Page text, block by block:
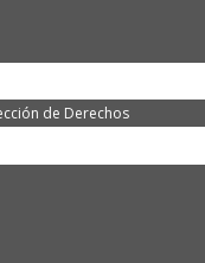
de Derechos